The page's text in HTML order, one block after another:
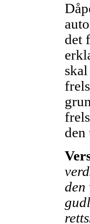
det
den
den